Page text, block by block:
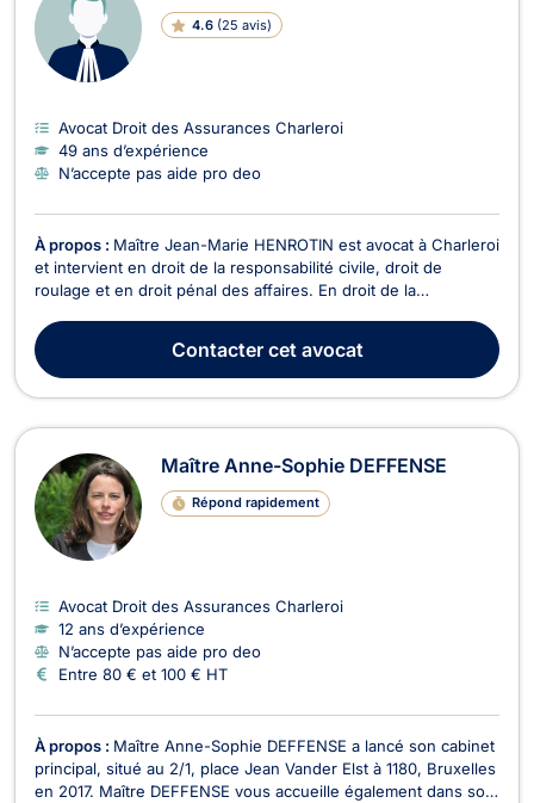
4.6 (25 avis)
Avocat Droit des Assurances Charleroi
49 ans d’expérience
N’accepte pas aide pro deo
À propos : Maître Jean-Marie HENROTIN est avocat à Charleroi
et intervient en droit de la responsabilité civile, droit de
roulage et en droit pénal des affaires. En droit de la
moral, Maître HENROTIN se charge de l'obtention rapide de
l'indemnisation la plus importante...
Contactercet avocat
Maître Anne-Sophie DEFFENSE
Répond rapidement
Avocat Droit des Assurances Charleroi
12 ans d’expérience
N’accepte pas aide pro deo
Entre 80 € et 100 € HT
À propos : Maître Anne-Sophie DEFFENSE a lancé son cabinet
principal, situé au 2/1, place Jean Vander Elst à 1180, Bruxelles
en 2017. Maître DEFFENSE vous accueille également dans son